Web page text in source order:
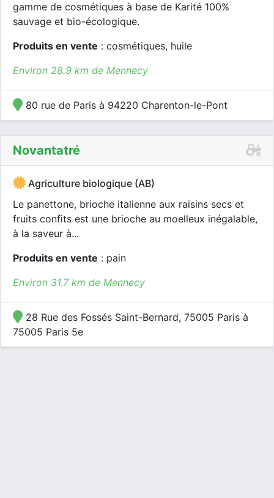
gamme de cosmétiques à base de Karité 100%
sauvage et bio-écologique.
Produits en vente : cosmétiques, huile
Environ 28.9 km de Mennecy
80 rue de Paris à 94220 Charenton-le-Pont
Novantatré
Agriculture biologique (AB)
Le panettone, brioche italienne aux raisins secs et
fruits confits est une brioche au moelleux inégalable,
à la saveur à...
Produits en vente : pain
Environ 31.7 km de Mennecy
28 Rue des Fossés Saint-Bernard, 75005 Paris à
75005 Paris 5e